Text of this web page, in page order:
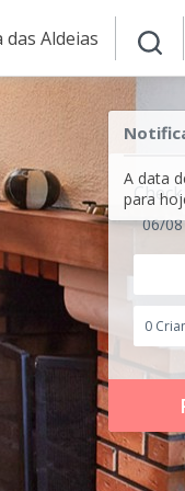
das Aldeias
A data
para
06/